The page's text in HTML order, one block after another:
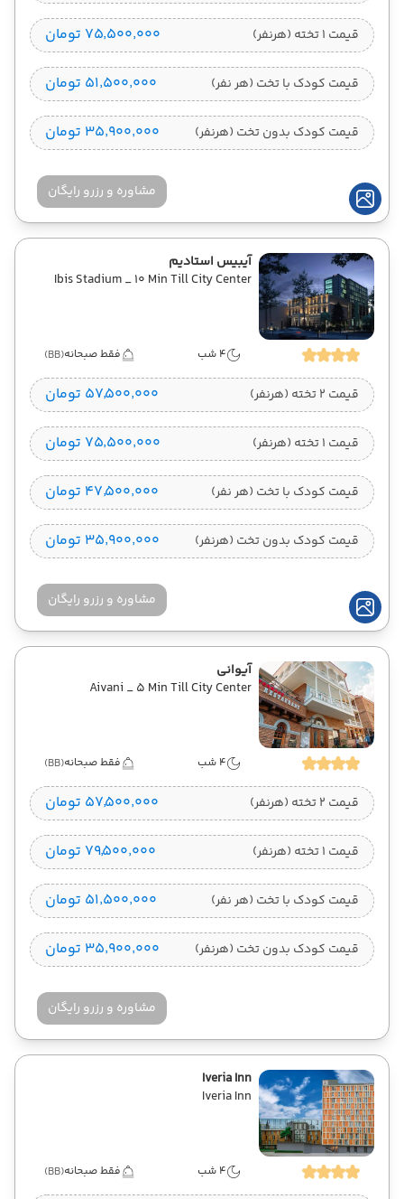
قیمت 1 تخته (هرنفر) ۷۵٬۵۰۰٬۰۰۰ تومان
قیمت کودک با تخت (هر نفر) ۵۱٬۵۰۰٬۰۰۰ تومان
قیمت کودک بدون تخت (هرنفر) ۳۵٬۹۰۰٬۰۰۰ تومان
مشاوره و رزرو رایگان
آیبیس استادیم
Ibis Stadium _ 10 Min Till City Center
4 شب فقط صبحانه(BB)
قیمت 2 تخته (هرنفر) ۵۷٬۵۰۰٬۰۰۰ تومان
قیمت 1 تخته (هرنفر) ۷۵٬۵۰۰٬۰۰۰ تومان
قیمت کودک با تخت (هر نفر) ۴۷٬۵۰۰٬۰۰۰ تومان
قیمت کودک بدون تخت (هرنفر) ۳۵٬۹۰۰٬۰۰۰ تومان
مشاوره و رزرو رایگان
آیوانی
Aivani _ 5 Min Till City Center
4 شب فقط صبحانه(BB)
قیمت 2 تخته (هرنفر) ۵۷٬۵۰۰٬۰۰۰ تومان
قیمت 1 تخته (هرنفر) ۷۹٬۵۰۰٬۰۰۰ تومان
قیمت کودک با تخت (هر نفر) ۵۱٬۵۰۰٬۰۰۰ تومان
قیمت کودک بدون تخت (هرنفر) ۳۵٬۹۰۰٬۰۰۰ تومان
مشاوره و رزرو رایگان
Iveria Inn
Iveria Inn
4 شب فقط صبحانه(BB)